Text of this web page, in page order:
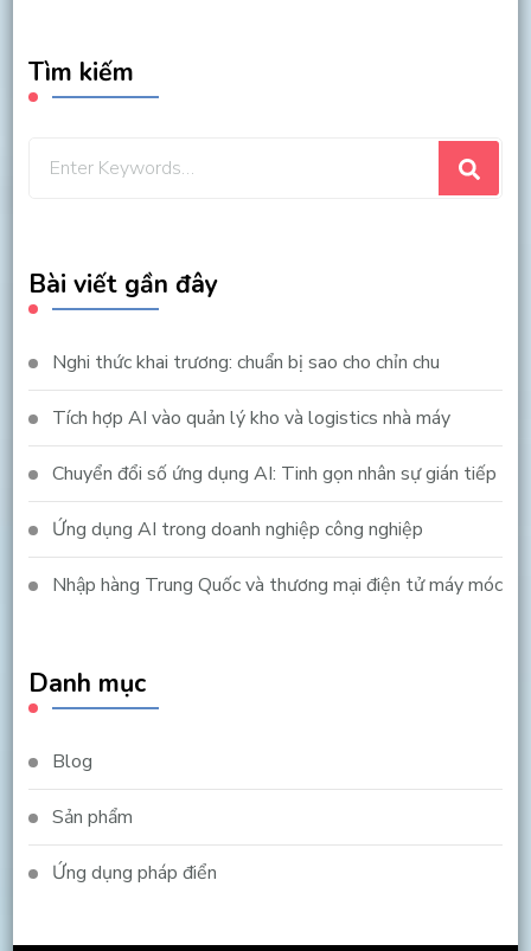
Tìm kiếm
Bài viết gần đây
Nghi thức khai trương: chuẩn bị sao cho chỉn chu
Tích hợp AI vào quản lý kho và logistics nhà máy
Chuyển đổi số ứng dụng AI: Tinh gọn nhân sự gián tiếp
Ứng dụng AI trong doanh nghiệp công nghiệp
Nhập hàng Trung Quốc và thương mại điện tử máy móc
Danh mục
Blog
Sản phẩm
Ứng dụng pháp điển